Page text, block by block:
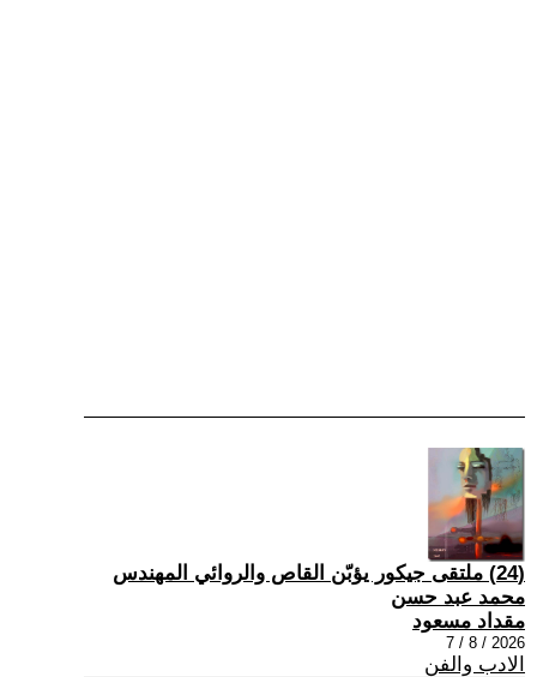
(24) ملتقى جيكور يؤبّن القاص والروائي المهندس
محمد عبد حسن
مقداد مسعود
2026 / 8 / 7
الادب والفن